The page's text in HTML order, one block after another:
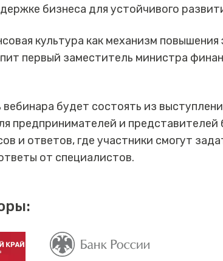
бизнеса для устойчивого
культура как механизм
первый заместитель министра
вебинара будет состоять из
предпринимателей и представителей
и ответов, где участники смогут
от специалистов.